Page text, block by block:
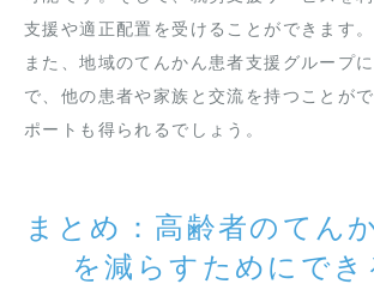
支援や適正配置を受けることができます。
また、地域のてんかん患者支援グループ
で、他の患者や家族と交流を持つことが
ポートも得られるでしょう。
まとめ：高齢者のてん
を減らすためにでき